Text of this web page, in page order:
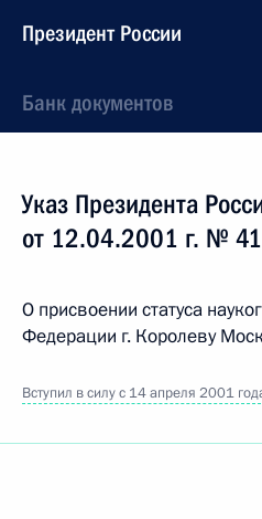
Президент России
Банк документов
Указ Президента
от 12.04.2001 г. №
О присвоении статуса
Федерации г. Королеву
Вступил в силу с 14 апреля 2001